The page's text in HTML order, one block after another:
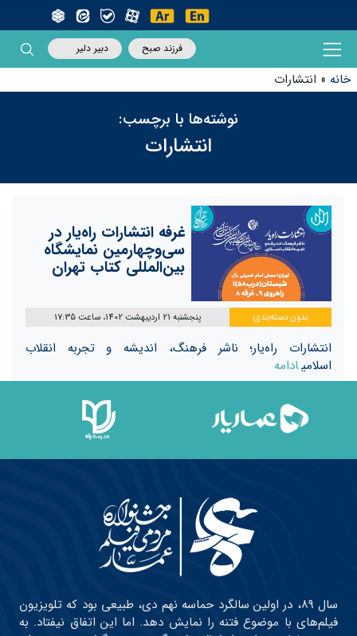
فرزند صبح دبیر دلیر
خانه » انتشارات
نوشته‌ها با برچسب:
انتشارات
غرفه انتشارات‌ راه‌یار ️در
سی‌وچهارمین نمایشگاه
بین‌المللی کتاب تهران
بدون دسته‌بندی پنجشنبه 21 اردیبهشت 1402، ساعت 17:35
انتشارات راه‌یار؛ ناشر فرهنگ، اندیشه و تجربه انقلاب
اسلامیادامه
سال ۸۹، در اولین سالگرد حماسه نهم دی، طبیعی بود که تلویزیون
فیلم‌های با موضوع فتنه را نمایش دهد. اما این اتفاق نیفتاد. به